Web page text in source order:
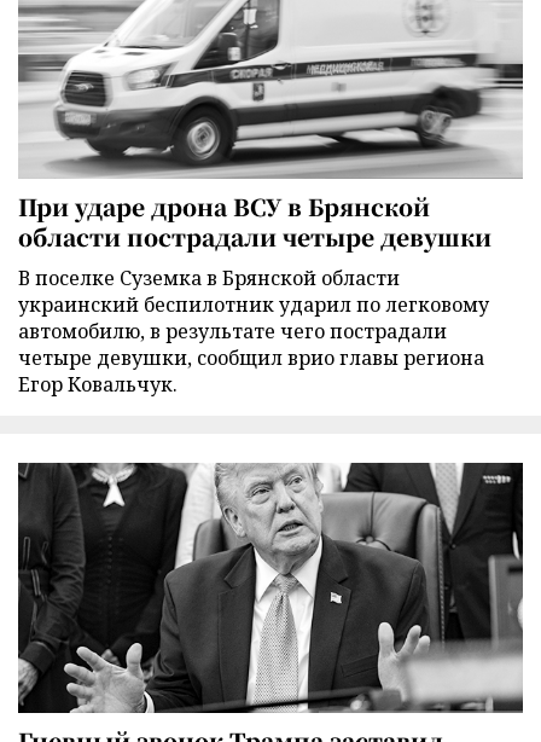
При ударе дрона ВСУ в Брянской
области пострадали четыре девушки
В поселке Суземка в Брянской области
украинский беспилотник ударил по легковому
автомобилю, в результате чего пострадали
четыре девушки, сообщил врио главы региона
Егор Ковальчук.